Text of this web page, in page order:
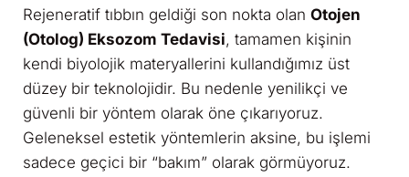
Rejeneratif tıbbın geldiği son nokta olan Otojen
(Otolog) Eksozom Tedavisi, tamamen kişinin
kendi biyolojik materyallerini kullandığımız üst
düzey bir teknolojidir. Bu nedenle yenilikçi ve
güvenli bir yöntem olarak öne çıkarıyoruz.
Geleneksel estetik yöntemlerin aksine, bu işlemi
sadece geçici bir “bakım” olarak görmüyoruz.